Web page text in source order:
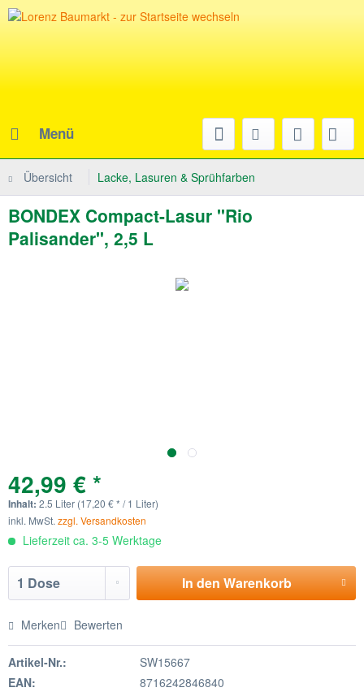
Menü
Übersicht Lacke, Lasuren & Sprühfarben
BONDEX Compact-Lasur "Rio
Palisander", 2,5 L
42,99 € *
Inhalt: 2.5 Liter (17,20 € * / 1 Liter)
inkl. MwSt. zzgl. Versandkosten
Lieferzeit ca. 3-5 Werktage
In denWarenkorb
Merken Bewerten
Artikel-Nr.:
SW15667
EAN:
8716242846840